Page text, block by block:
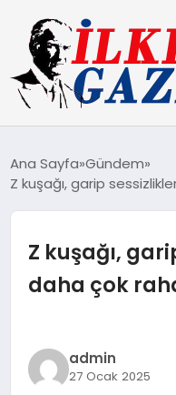
TEKNOLOJI
SPOR
SAĞLIK
EKONOMI
Ana Sayfa Gündem
Z kuşağı, garip
Z kuşağı,
daha çok
admin
27 Ocak 2025